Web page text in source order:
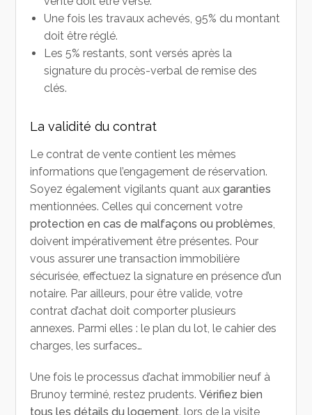
Une fois les travaux achevés, 95% du montant
doit être réglé.
Les 5% restants, sont versés après la
signature du procès-verbal de remise des
clés.
La validité du contrat
Le contrat de vente contient les mêmes
informations que l’engagement de réservation.
Soyez également vigilants quant auxgaranties
mentionnées. Celles qui concernent votre
protection en cas de malfaçons ou problèmes,
doivent impérativement être présentes. Pour
vous assurer une transaction immobilière
sécurisée, effectuez la signature en présence d’un
notaire. Par ailleurs, pour être valide, votre
contrat d’achat doit comporter plusieurs
annexes. Parmi elles : le plan du lot, le cahier des
charges, les surfaces…
Une fois le processus d’achat immobilier neuf à
Brunoy terminé, restez prudents.Vérifiez bien
tous les détails du logement, lors de la visite